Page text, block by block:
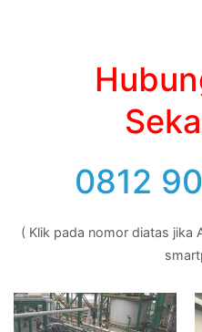
0812
( Klik pada nomor diatas jika